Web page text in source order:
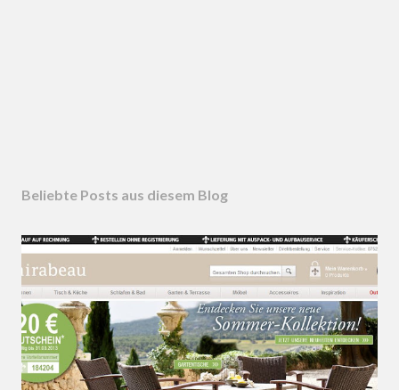
Beliebte Posts aus diesem Blog